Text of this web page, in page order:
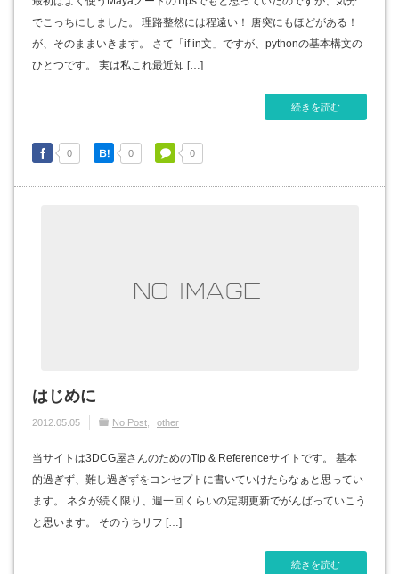
でこっちにしました。 理路整然には程遠い！ 唐突にもほどがある！
が、そのままいきます。 さて「if in文」ですが、pythonの基本構文の
ひとつです。 実は私これ最近知 […]
続きを読む
0 0 0
はじめに
2012.05.05 No Post other
当サイトは3DCG屋さんのためのTip & Referenceサイトです。 基本
的過ぎず、難し過ぎずをコンセプトに書いていけたらなぁと思ってい
ます。 ネタが続く限り、週一回くらいの定期更新でがんばっていこう
と思います。 そのうちリフ […]
続きを読む